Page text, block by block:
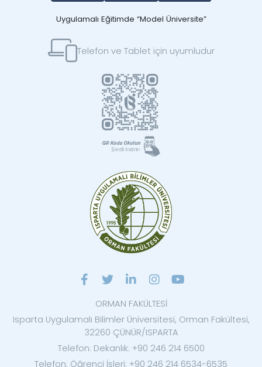
Uygulamalı Eğitimde “Model Üniversite”
Telefon ve Tablet için uyumludur
ORMAN FAKÜLTESİ
Isparta Uygulamalı Bilimler Üniversitesi, Orman Fakültesi,
32260 ÇÜNÜR/ISPARTA
Telefon: Dekanlık: +90 246 214 6500
Telefon: Öğrenci İşleri: +90 246 214 6534-6535